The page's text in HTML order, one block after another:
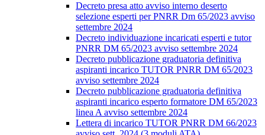
Decreto presa atto avviso interno deserto
selezione esperti per PNRR Dm 65/2023 avviso
settembre 2024
Decreto individuazione incaricati esperti e tutor
PNRR DM 65/2023 avviso settembre 2024
Decreto pubblicazione graduatoria definitiva
aspiranti incarico TUTOR PNRR DM 65/2023
avviso settembre 2024
Decreto pubblicazione graduatoria definitiva
aspiranti incarico esperto formatore DM 65/2023
linea A avviso settembre 2024
Lettera di incarico TUTOR PNRR DM 66/2023